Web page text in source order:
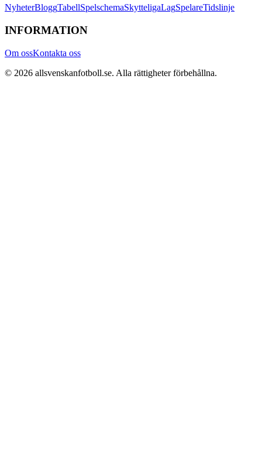
NyheterBloggTabellSpelschemaSkytteligaLagSpelareTidslinje
INFORMATION
Om ossKontakta oss
© 2026 allsvenskanfotboll.se. Alla rättigheter förbehållna.